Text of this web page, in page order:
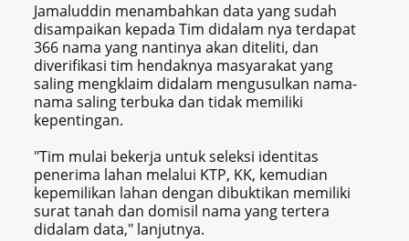
Jamaluddin menambahkan data yang sudah
disampaikan kepada Tim didalam nya terdapat
366 nama yang nantinya akan diteliti, dan
diverifikasi tim hendaknya masyarakat yang
saling mengklaim didalam mengusulkan nama-
nama saling terbuka dan tidak memiliki
kepentingan.
"Tim mulai bekerja untuk seleksi identitas
penerima lahan melalui KTP, KK, kemudian
kepemilikan lahan dengan dibuktikan memiliki
surat tanah dan domisil nama yang tertera
didalam data," lanjutnya.